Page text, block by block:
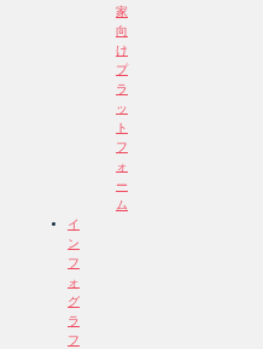
家
向
け
プ
ラ
ッ
ト
フ
ォ
ー
ム
イ
ン
フ
ォ
グ
ラ
フ